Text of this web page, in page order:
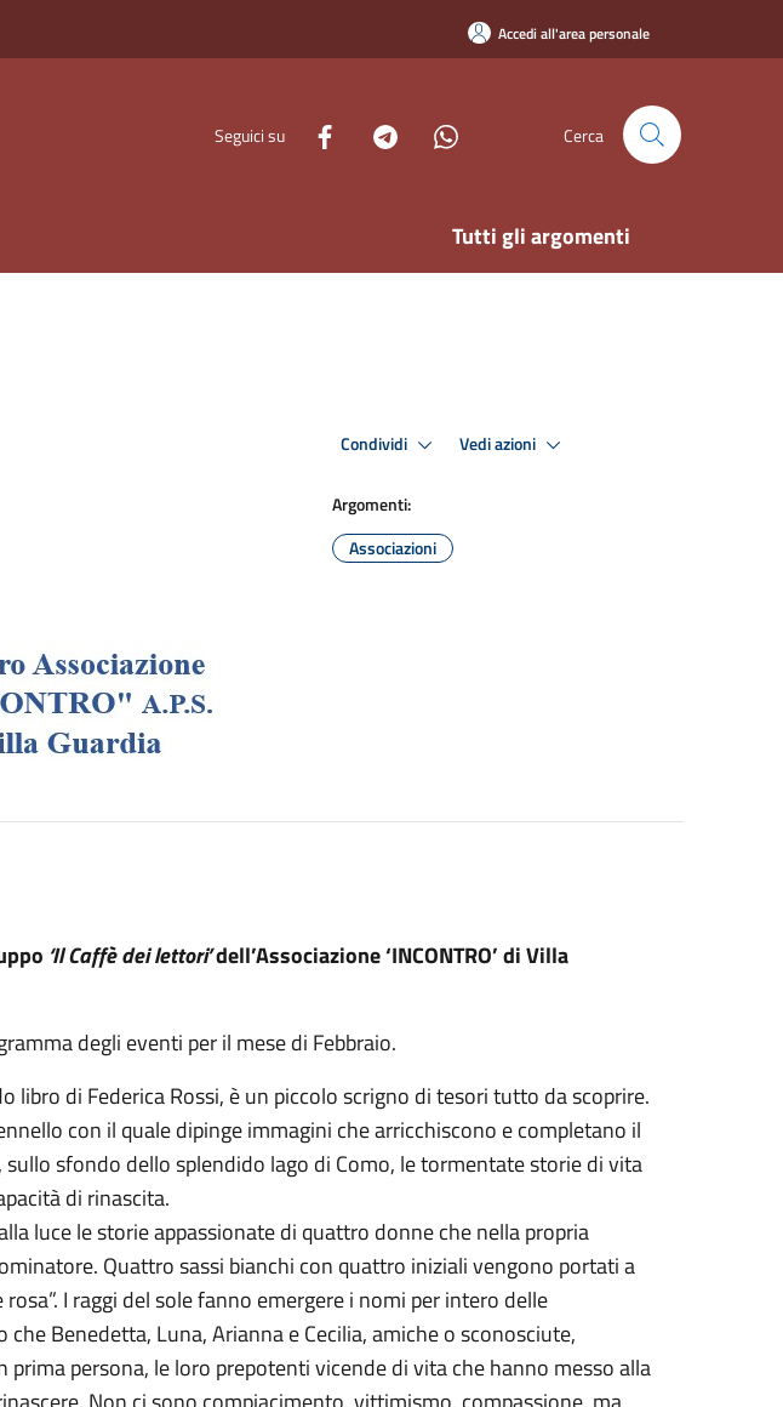
Accedi all'area personale
Seguici su Cerca
Tutti gli argomenti
Condividi Vedi azioni
Argomenti:
Associazioni
‘Il Caffè dei lettori’dell’Associazione ‘INCONTRO’ di Villa
degli eventi per il mese di Febbraio.
libro di Federica Rossi, è un piccolo scrigno di tesori tutto da scoprire.
con il quale dipinge immagini che arricchiscono e completano il
sullo sfondo dello splendido lago di Como, le tormentate storie di vita
di rinascita.
luce le storie appassionate di quattro donne che nella propria
Quattro sassi bianchi con quattro iniziali vengono portati a
I raggi del sole fanno emergere i nomi per intero delle
Benedetta, Luna, Arianna e Cecilia, amiche o sconosciute,
persona, le loro prepotenti vicende di vita che hanno messo alla